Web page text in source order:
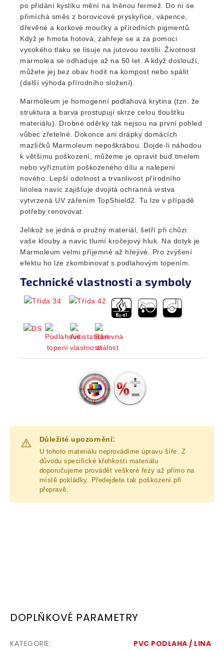
po přidání kyslíku mění na lněnou fermež. Do ní se
přimíchá směs z borovicové pryskyřice, vápence,
dřevěné a korkové moučky a přírodních pigmentů.
Když je hmota hotová, zahřeje se a za pomoci
vysokého tlaku se lisuje na jutovou textilii. Životnost
marmolea se odhaduje až na 50 let. A když doslouží,
můžete jej bez obav hodit na kompost nebo spálit
(další výhoda přírodního složení).
Marmoleum je homogenní podlahová krytina (tzn. že
struktura a barva prostupují skrze celou tloušťku
materiálu). Drobné oděrky tak nejsou na první pohled
vůbec zřetelné. Dokonce ani drápky domácích
mazlíčků Marmoleum nepoškrábou. Dojde-li náhodou
k většímu poškození, můžeme je opravit buď tmelem
nebo vyříznutím poškozeného dílu a nalepení
nového. Lepší odolnost a trvanlivost přírodního
linolea navíc zajišťuje dvojitá ochranná vrstva
vytvrzená UV zářením TopShield2. Tu lze v případě
potřeby renovovat.
Jelikož se jedná o pružný materiál, šetří při chůzi
vaše klouby a navíc tlumí kročejový hluk. Na dotyk je
Marmoleum velmi příjemné až hřejivé. Pro zvýšení
efektu ho lze zkombinovat s podlahovým topením.
Technické vlastnosti a symboly
⚠️ Důležité upozornění:
U tohoto materiálu neprovádíme úpravu šíře. Z
důvodu specifické křehkosti materiálu
doporučujeme provádět veškeré řezy až přímo na
místě pokládky. Předejdete tak poškození při
přepravě.
DOPLŇKOVÉ PARAMETRY
KATEGORIE:
PVC PODLAHA / LINA